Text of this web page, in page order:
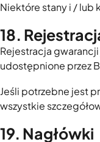
Niektóre stany i / lub
18.
Rejestracja
udostępnione przez
Jeśli potrzebne jest
wszystkie
19. Nagłówki